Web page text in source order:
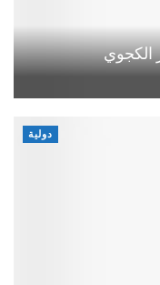
الكجوي
دولية